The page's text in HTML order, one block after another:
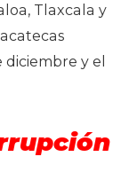
Tlaxcala y
diciembre y el